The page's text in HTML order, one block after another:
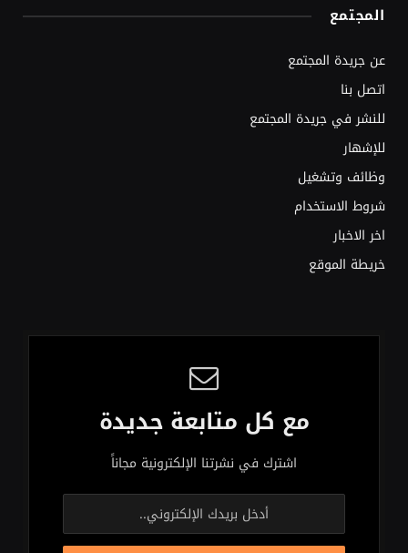
المجتمع
عن جريدة المجتمع
اتصل بنا
للنشر في جريدة المجتمع
للإشهار
وظائف وتشغيل
شروط الاستخدام
اخر الاخبار
خريطة الموقع
مع كل متابعة جديدة
اشترك في نشرتنا الإلكترونية مجاناً